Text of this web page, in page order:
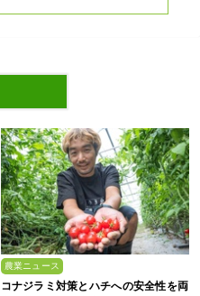
農業ニュース
コナジラミ対策とハチへの安全性を両